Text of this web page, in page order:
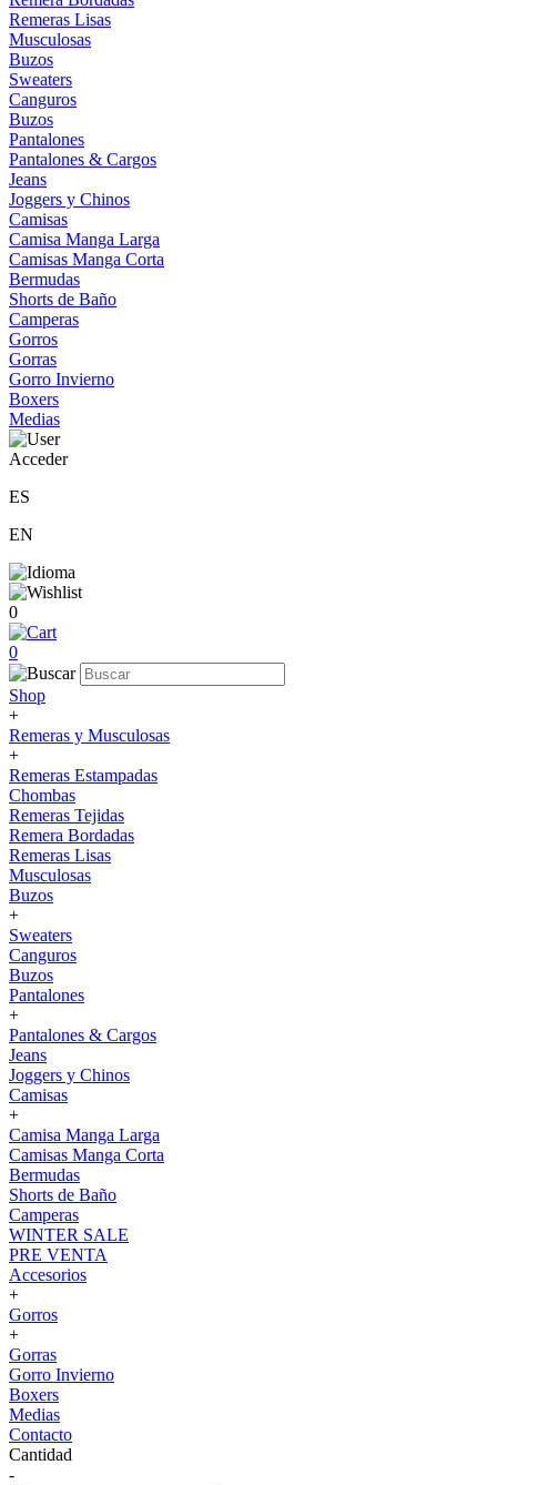
Remeras Lisas
Musculosas
Buzos
Sweaters
Canguros
Buzos
Pantalones
Pantalones & Cargos
Jeans
Joggers y Chinos
Camisas
Camisa Manga Larga
Camisas Manga Corta
Bermudas
Shorts de Baño
Camperas
Gorros
Gorras
Gorro Invierno
Boxers
Medias
Acceder
ES
EN
0
0
Shop
+
Remeras y Musculosas
+
Remeras Estampadas
Chombas
Remeras Tejidas
Remera Bordadas
Remeras Lisas
Musculosas
Buzos
+
Sweaters
Canguros
Buzos
Pantalones
+
Pantalones & Cargos
Jeans
Joggers y Chinos
Camisas
+
Camisa Manga Larga
Camisas Manga Corta
Bermudas
Shorts de Baño
Camperas
WINTER SALE
PRE VENTA
Accesorios
+
Gorros
+
Gorras
Gorro Invierno
Boxers
Medias
Contacto
Cantidad
-